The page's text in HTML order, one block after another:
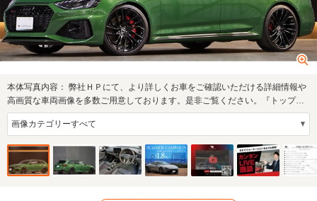
本体写真内容： 弊社ＨＰにて、より詳しくお車をご確認いただける詳細情報や
高画質な車両画像を多数ご用意しております。是非ご覧ください。『トップラ
ンク』で検索